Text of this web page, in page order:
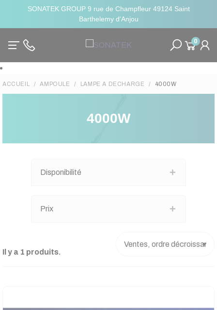
SONATEK GROUP 9 rue de Champfleur 49124 Saint
Barthelemy d'Anjou
0
ACCUEIL AMPOULE LAMPE A DECHARGE 4000W
4000W
Disponibilité
Prix
Il y a 1 produits.